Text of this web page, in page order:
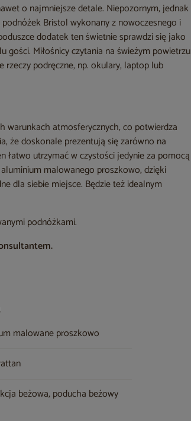
o najmniejsze detale. Niepozornym, jednak
Bristol wykonany z nowoczesnego i
dodatek ten świetnie sprawdzi się jako
gości. Miłośnicy czytania na świeżym powietrzu
podręczne, np. okulary, laptop lub
warunkach atmosferycznych, co potwierdza
że doskonale prezentują się zarówno na
łatwo utrzymać w czystości jedynie za pomocą
malowanego proszkowo, dzięki
dla siebie miejsce. Będzie też idealnym
podnóżkami.
malowane proszkowo
beżowa, poducha beżowy